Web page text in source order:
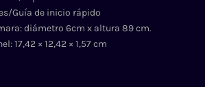
Guía de inicio rápido
diámetro 6cm x altura 89 cm.
17,42 × 12,42 × 1,57 cm